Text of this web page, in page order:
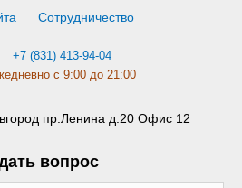
Сотрудничество
+7 (831) 413-94-04
с 9:00 до 21:00
пр.Ленина д.20 Офис 12
вопрос